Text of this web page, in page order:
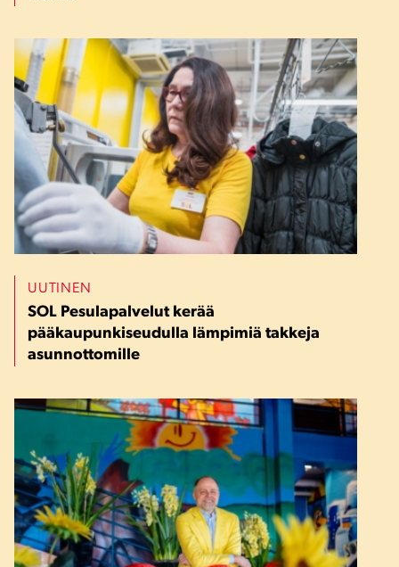
UUTINEN
SOL Pesulapalvelut kerää
pääkaupunkiseudulla lämpimiä takkeja
asunnottomille